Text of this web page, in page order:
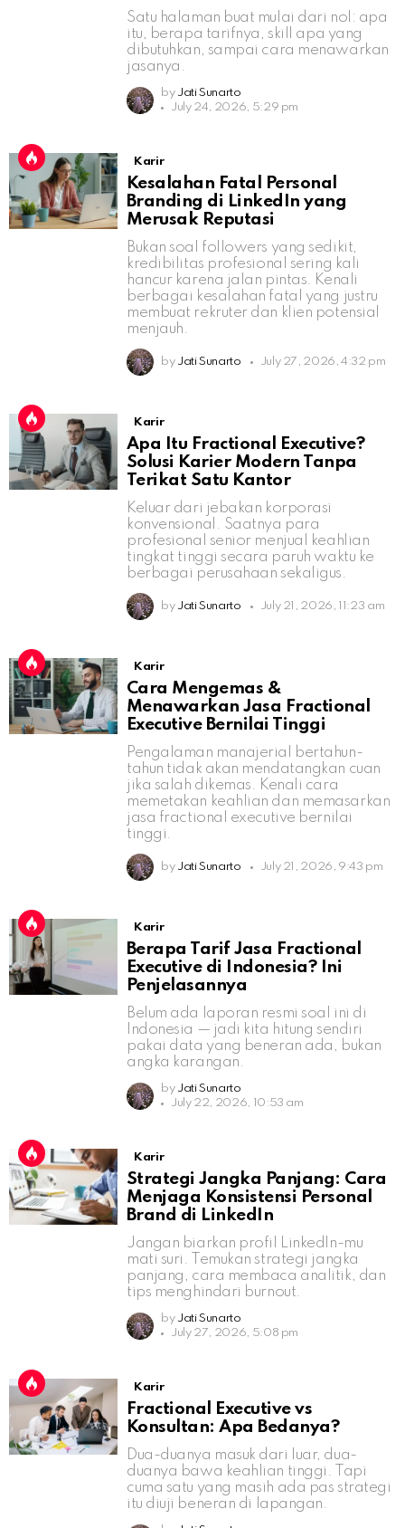
Satu halaman buat mulai dari nol: apa
itu, berapa tarifnya, skill apa yang
dibutuhkan, sampai cara menawarkan
jasanya.
by Jati Sunarto
July 24, 2026, 5:29 pm
Karir
Kesalahan Fatal Personal
Branding di LinkedIn yang
Merusak Reputasi
Bukan soal followers yang sedikit,
kredibilitas profesional sering kali
hancur karena jalan pintas. Kenali
berbagai kesalahan fatal yang justru
membuat rekruter dan klien potensial
menjauh.
by Jati Sunarto July 27, 2026, 4:32 pm
Karir
Apa Itu Fractional Executive?
Solusi Karier Modern Tanpa
Terikat Satu Kantor
Keluar dari jebakan korporasi
konvensional. Saatnya para
profesional senior menjual keahlian
tingkat tinggi secara paruh waktu ke
berbagai perusahaan sekaligus.
by Jati Sunarto July 21, 2026, 11:23 am
Karir
Cara Mengemas &
Menawarkan Jasa Fractional
Executive Bernilai Tinggi
Pengalaman manajerial bertahun-
tahun tidak akan mendatangkan cuan
jika salah dikemas. Kenali cara
memetakan keahlian dan memasarkan
jasa fractional executive bernilai
tinggi.
by Jati Sunarto July 21, 2026, 9:43 pm
Karir
Berapa Tarif Jasa Fractional
Executive di Indonesia? Ini
Penjelasannya
Belum ada laporan resmi soal ini di
Indonesia — jadi kita hitung sendiri
pakai data yang beneran ada, bukan
angka karangan.
by Jati Sunarto
July 22, 2026, 10:53 am
Karir
Strategi Jangka Panjang: Cara
Menjaga Konsistensi Personal
Brand di LinkedIn
Jangan biarkan profil LinkedIn-mu
mati suri. Temukan strategi jangka
panjang, cara membaca analitik, dan
tips menghindari burnout.
by Jati Sunarto
July 27, 2026, 5:08 pm
Karir
Fractional Executive vs
Konsultan: Apa Bedanya?
Dua-duanya masuk dari luar, dua-
duanya bawa keahlian tinggi. Tapi
cuma satu yang masih ada pas strategi
itu diuji beneran di lapangan.